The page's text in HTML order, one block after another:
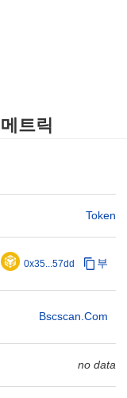
트릭
Token
0x35...57dd 부
Bscscan.com
no data